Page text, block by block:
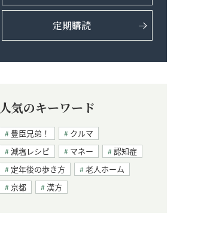
定期購読
人気のキーワード
豊臣兄弟！
クルマ
減塩レシピ
マネー
認知症
定年後の歩き方
老人ホーム
京都
漢方